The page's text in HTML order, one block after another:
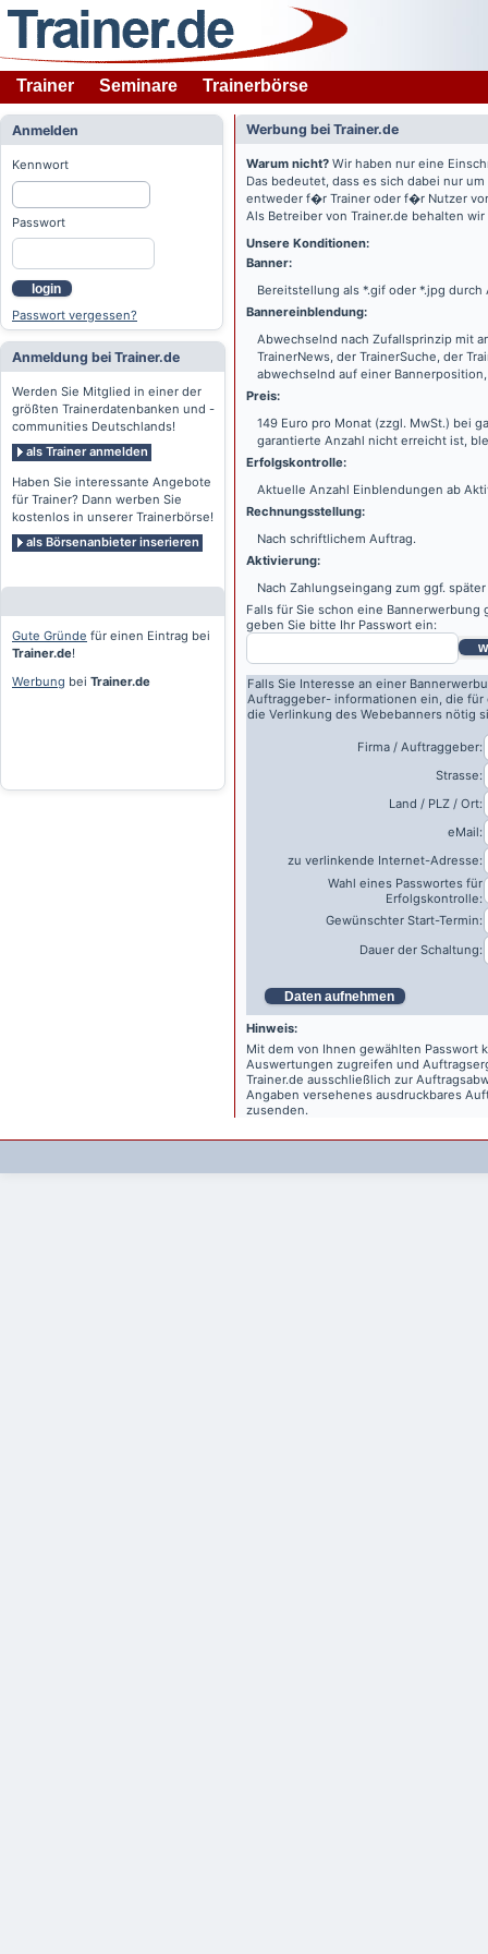
Trainer Seminare Trainerbörse
Anmelden
Kennwort
Passwort
login
Passwort vergessen?
Anmeldung bei Trainer.de
Werden Sie Mitglied in einer der
größten Trainerdatenbanken und -
communities Deutschlands!
als Trainer anmelden
Haben Sie interessante Angebote
für Trainer? Dann werben Sie
kostenlos in unserer Trainerbörse!
als Börsenanbieter inserieren
Gute Gründe für einen Eintrag bei
Trainer.de!
Werbung bei Trainer.de
Werbung bei Trainer.de
Warum nicht? Wir haben nur eine
Das bedeutet, dass es sich dabei nur
entweder f�r Trainer oder f�r Nutzer
Als Betreiber von Trainer.de behalten
Unsere Konditionen:
Banner:
Bereitstellung als *.gif oder *.jpg durch
Bannereinblendung:
Abwechselnd nach Zufallsprinzip mit
TrainerNews, der TrainerSuche, der
abwechselnd auf einer
Preis:
149 Euro pro Monat (zzgl. MwSt.) bei
garantierte Anzahl nicht erreicht ist,
Erfolgskontrolle:
Aktuelle Anzahl Einblendungen ab
Rechnungsstellung:
Nach schriftlichem Auftrag.
Aktivierung:
Nach Zahlungseingang zum ggf.
Falls für Sie schon eine Bannerwerbung
geben Sie bitte Ihr Passwort ein:
Falls Sie Interesse an einer
Auftraggeber- informationen ein, die
die Verlinkung des Webebanners nötig
Firma / Auftraggeber:
Strasse:
Land / PLZ / Ort:
eMail:
zu verlinkende Internet-Adresse:
Wahl eines Passwortes für
Erfolgskontrolle:
Gewünschter Start-Termin:
Dauer der Schaltung:
Daten aufnehmen
Hinweis:
Mit dem von Ihnen gewählten Passwort
Auswertungen zugreifen und
Trainer.de ausschließlich zur
Angaben versehenes ausdruckbares
zusenden.